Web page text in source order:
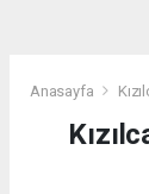
Anasayfa